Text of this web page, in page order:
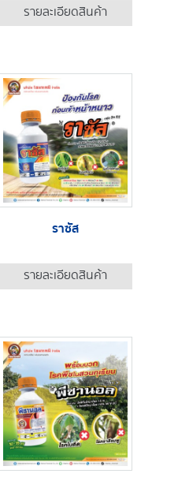
รายละเอียดสินค้า
ราซัส
รายละเอียดสินค้า